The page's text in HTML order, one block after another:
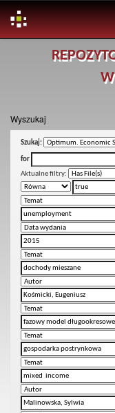
Wyszukaj
Szukaj:
for
Aktualne filtry: